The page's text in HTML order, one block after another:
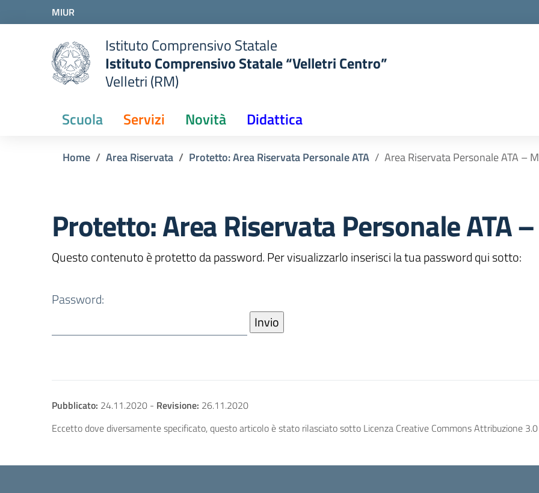
Vai ai contenuti
Vai al menu di navigazione
Vai al footer
MIUR
Istituto Comprensivo Statale
Istituto Comprensivo Statale “Velletri Centro”
Velletri (RM)
Scuola Servizi Novità Didattica
Home Area Riservata Protetto: Area Riservata Personale ATA Area Riservata Personale ATA –
Protetto: Area Riservata Personale ATA
Questo contenuto è protetto da password. Per visualizzarlo inserisci la tua password qui sotto:
Password:
Pubblicato: 24.11.2020 - Revisione: 26.11.2020
Eccetto dove diversamente specificato, questo articolo è stato rilasciato sotto Licenza Creative Commons Attribuzione